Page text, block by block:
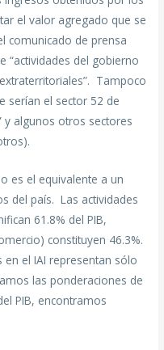
el valor agregado que se
comunicado de prensa
“actividades del gobierno
Tampoco
serían el sector 52 de
y algunos otros sectores
es el equivalente a un
del país. Las actividades
61.8% del PIB,
constituyen 46.3%.
el IAI representan sólo
las ponderaciones de
PIB, encontramos